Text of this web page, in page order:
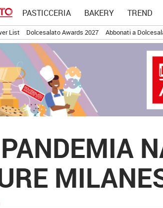
PASTICCERIA BAKERY TREND
List Dolcesalato Awards 2027 Abbonati a